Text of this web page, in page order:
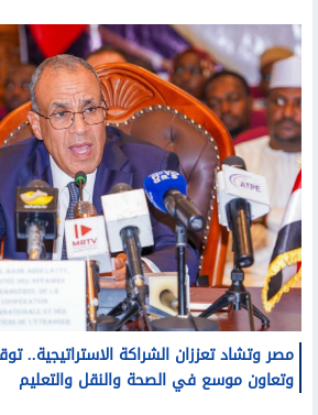
مصر وتشاد تعززان الشراكة الاستراتيجية..
وتعاون موسع في الصحة والنقل والتعليم
القائم بعمل وكيل الأزهر يعتمد نتيجة الدور